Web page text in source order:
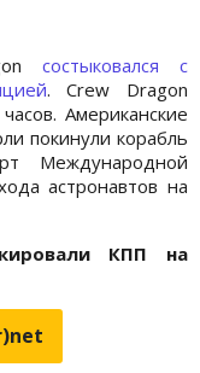
состыковался с
. Crew Dragon
Американские
покинули корабль
Международной
астронавтов на
КПП на